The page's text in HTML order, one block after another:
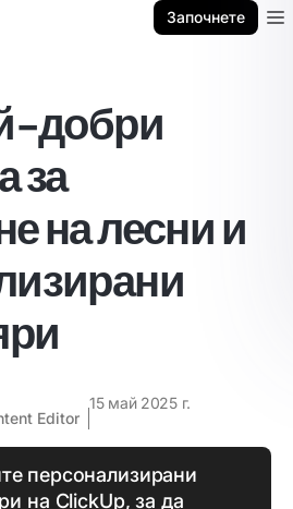
Започнете
добри
за
на лесни и
Editor
15 май 2025 г.
персонализирани
на ClickUp, за да